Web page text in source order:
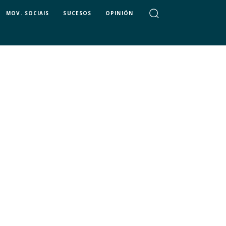
MOV. SOCIAIS SUCESOS OPINIÓN